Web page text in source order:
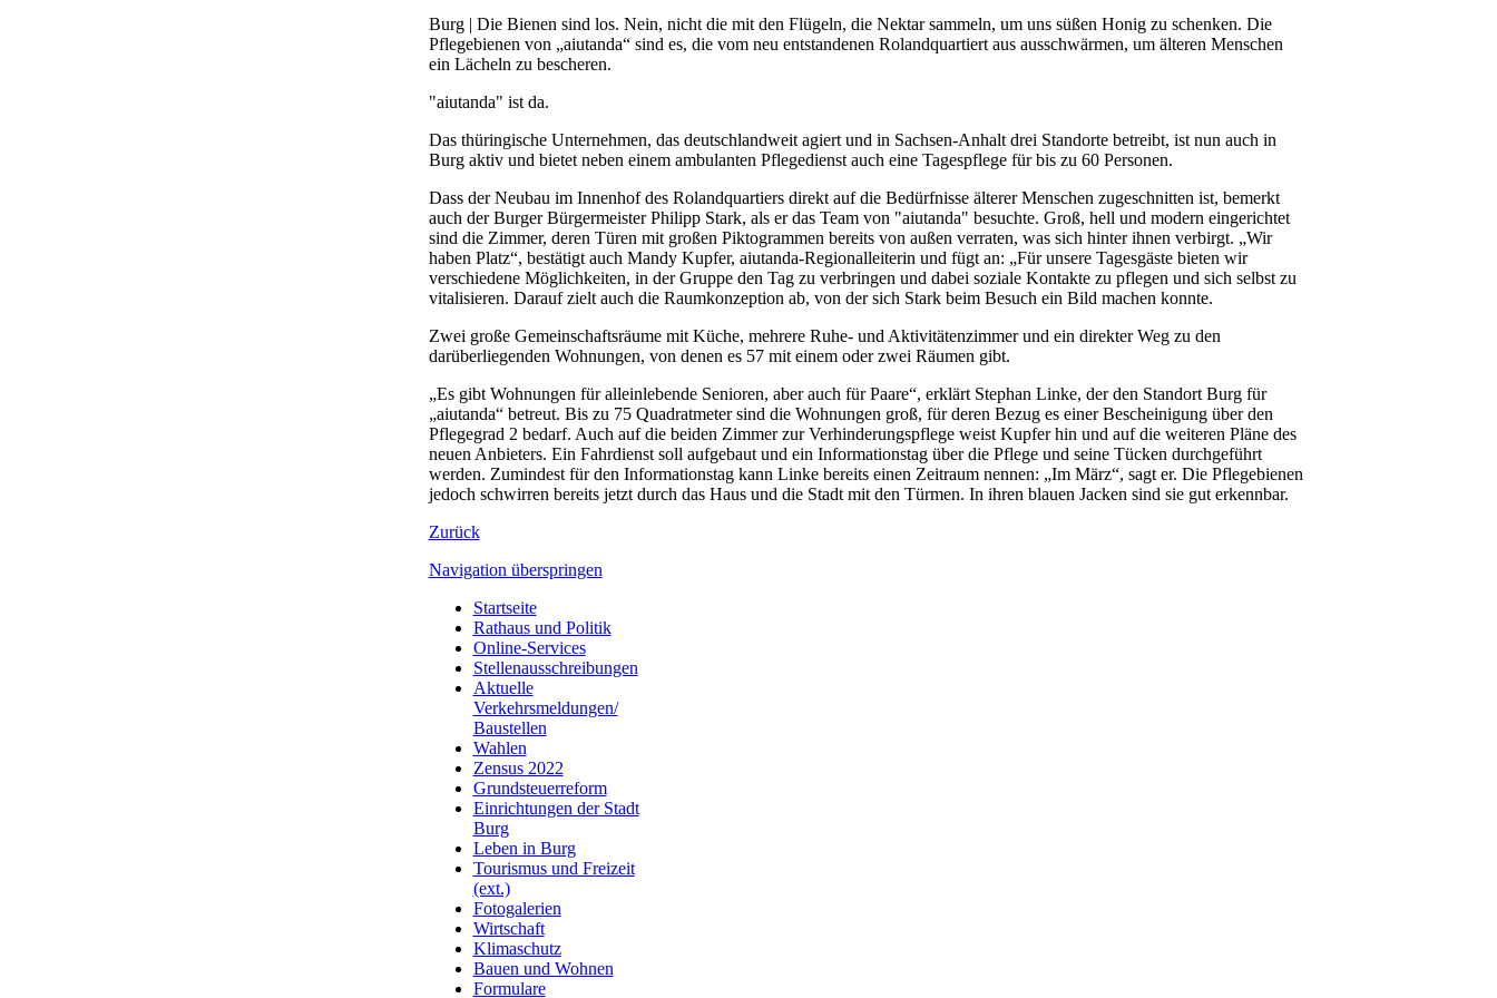
Burg | Die Bienen sind los. Nein, nicht die mit den Flügeln, die Nektar sammeln, um uns süßen Honig zu schenken. Die
Pflegebienen von „aiutanda“ sind es, die vom neu entstandenen Rolandquartiert aus ausschwärmen, um älteren Menschen
ein Lächeln zu bescheren.
"aiutanda" ist da.
Das thüringische Unternehmen, das deutschlandweit agiert und in Sachsen-Anhalt drei Standorte betreibt, ist nun auch in
Burg aktiv und bietet neben einem ambulanten Pflegedienst auch eine Tagespflege für bis zu 60 Personen.
Dass der Neubau im Innenhof des Rolandquartiers direkt auf die Bedürfnisse älterer Menschen zugeschnitten ist, bemerkt
auch der Burger Bürgermeister Philipp Stark, als er das Team von "aiutanda" besuchte. Groß, hell und modern eingerichtet
sind die Zimmer, deren Türen mit großen Piktogrammen bereits von außen verraten, was sich hinter ihnen verbirgt. „Wir
haben Platz“, bestätigt auch Mandy Kupfer, aiutanda-Regionalleiterin und fügt an: „Für unsere Tagesgäste bieten wir
verschiedene Möglichkeiten, in der Gruppe den Tag zu verbringen und dabei soziale Kontakte zu pflegen und sich selbst zu
vitalisieren. Darauf zielt auch die Raumkonzeption ab, von der sich Stark beim Besuch ein Bild machen konnte.
Zwei große Gemeinschaftsräume mit Küche, mehrere Ruhe- und Aktivitätenzimmer und ein direkter Weg zu den
darüberliegenden Wohnungen, von denen es 57 mit einem oder zwei Räumen gibt.
„Es gibt Wohnungen für alleinlebende Senioren, aber auch für Paare“, erklärt Stephan Linke, der den Standort Burg für
„aiutanda“ betreut. Bis zu 75 Quadratmeter sind die Wohnungen groß, für deren Bezug es einer Bescheinigung über den
Pflegegrad 2 bedarf. Auch auf die beiden Zimmer zur Verhinderungspflege weist Kupfer hin und auf die weiteren Pläne des
neuen Anbieters. Ein Fahrdienst soll aufgebaut und ein Informationstag über die Pflege und seine Tücken durchgeführt
werden. Zumindest für den Informationstag kann Linke bereits einen Zeitraum nennen: „Im März“, sagt er. Die Pflegebienen
jedoch schwirren bereits jetzt durch das Haus und die Stadt mit den Türmen. In ihren blauen Jacken sind sie gut erkennbar.
Zurück
Navigation überspringen
Startseite
Rathaus und Politik
Online-Services
Stellenausschreibungen
Aktuelle
Verkehrsmeldungen/
Baustellen
Wahlen
Zensus 2022
Grundsteuerreform
Einrichtungen der Stadt
Burg
Leben in Burg
Tourismus und Freizeit
(ext.)
Fotogalerien
Wirtschaft
Klimaschutz
Bauen und Wohnen
Formulare